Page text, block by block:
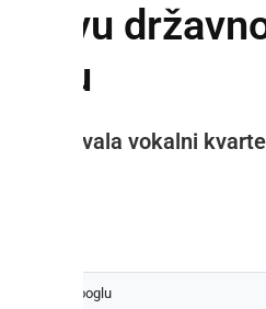
sodelovala vokalni
vir na Googlu